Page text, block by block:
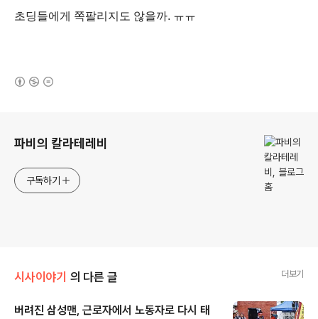
초딩들에게 쪽팔리지도 않을까. ㅠㅠ
파비의 칼라테레비
구독하기
시사이야기 의 다른 글 더보기
버려진 삼성맨, 근로자에서 노동자로 다시 태